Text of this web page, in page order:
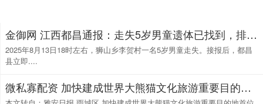
金御网 江西都昌通报：走失5岁男童遗体已找到，排除刑事案件
2025年8月13日18时左右，狮山乡李贺村一名5岁男童走失。接报后，都昌
县立即....
微私寡配资 加快建成世界大熊猫文化旅游重要目的地首位引领区 全力打造“西蜀天漏地·女娲补天处”文旅品牌